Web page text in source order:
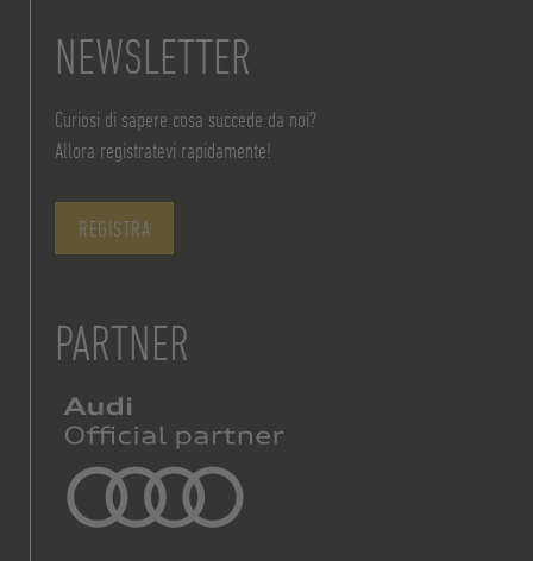
NEWSLETTER
Curiosi di sapere cosa succede da noi?
Allora registratevi rapidamente!
REGISTRA
PARTNER